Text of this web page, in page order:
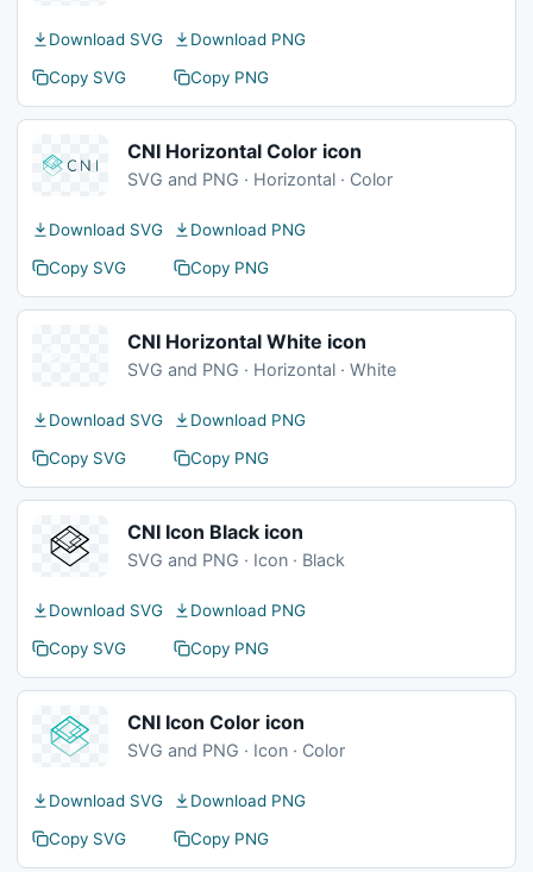
Download SVG
Download PNG
Copy SVG
Copy PNG
CNI Horizontal Color icon
SVG and PNG · Horizontal · Color
Download SVG
Download PNG
Copy SVG
Copy PNG
CNI Horizontal White icon
SVG and PNG · Horizontal · White
Download SVG
Download PNG
Copy SVG
Copy PNG
CNI Icon Black icon
SVG and PNG · Icon · Black
Download SVG
Download PNG
Copy SVG
Copy PNG
CNI Icon Color icon
SVG and PNG · Icon · Color
Download SVG
Download PNG
Copy SVG
Copy PNG